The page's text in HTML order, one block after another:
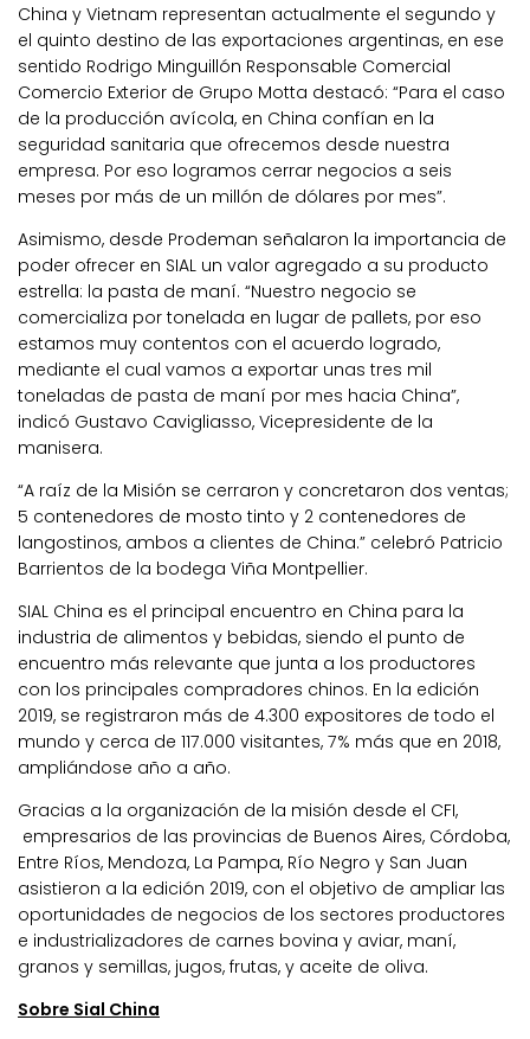
China y Vietnam representan actualmente el segundo y
el quinto destino de las exportaciones argentinas, en ese
sentido Rodrigo Minguillón Responsable Comercial
Comercio Exterior de Grupo Motta destacó: “Para el caso
de la producción avícola, en China confían en la
seguridad sanitaria que ofrecemos desde nuestra
empresa. Por eso logramos cerrar negocios a seis
meses por más de un millón de dólares por mes”.
Asimismo, desde Prodeman señalaron la importancia de
poder ofrecer en SIAL un valor agregado a su producto
estrella: la pasta de maní. “Nuestro negocio se
comercializa por tonelada en lugar de pallets, por eso
estamos muy contentos con el acuerdo logrado,
mediante el cual vamos a exportar unas tres mil
toneladas de pasta de maní por mes hacia China”,
indicó Gustavo Cavigliasso, Vicepresidente de la
manisera.
“A raíz de la Misión se cerraron y concretaron dos ventas;
5 contenedores de mosto tinto y 2 contenedores de
langostinos, ambos a clientes de China.” celebró Patricio
Barrientos de la bodega Viña Montpellier.
SIAL China es el principal encuentro en China para la
industria de alimentos y bebidas, siendo el punto de
encuentro más relevante que junta a los productores
con los principales compradores chinos. En la edición
2019, se registraron más de 4.300 expositores de todo el
mundo y cerca de 117.000 visitantes, 7% más que en 2018,
ampliándose año a año.
Gracias a la organización de la misión desde el CFI,
empresarios de las provincias de Buenos Aires, Córdoba,
Entre Ríos, Mendoza, La Pampa, Río Negro y San Juan
asistieron a la edición 2019, con el objetivo de ampliar las
oportunidades de negocios de los sectores productores
e industrializadores de carnes bovina y aviar, maní,
granos y semillas, jugos, frutas, y aceite de oliva.
Sobre Sial China